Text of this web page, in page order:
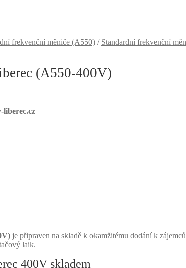
frekvenční měniče (A550) / Standardní frekvenční
(A550-400V)
je připraven na skladě k okamžitému dodání k
laik.
400V skladem